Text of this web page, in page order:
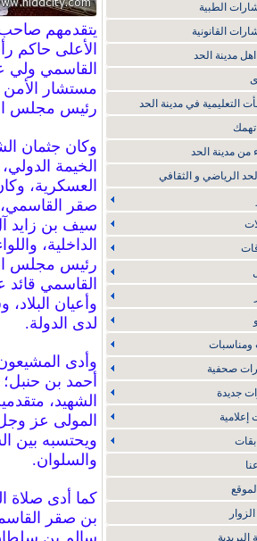
الطبية
القانونية
مدينة الحد
التعليمية في مدينة الحد
تهمك
من مدينة الحد
الرياضي و الثقافي
ومناسبات
صحفية
جديدة
إعلامية
البريدية
يتقدمهم
الأعلى
القاسمي ولي
مستشار الأمن
رئيس مجلس
وكان جثمان
الخيمة
العسكرية،
صقر القاسمي،
سيف بن زايد
الداخلية،
رئيس مجلس
القاسمي
وأعيان
لدى الدولة.
وأدى
أحمد بن
الشهيد،
المولى عز
ويحتسبه بين
والسلوان.
كما أدى صلاة
بن صقر
سالم بن